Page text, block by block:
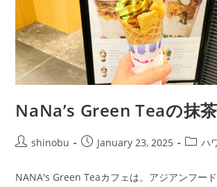
NaNa’s Green Teaの抹
shinobu January 23, 2025 ハ
NANA's Green Teaカフェは。アジアンフー